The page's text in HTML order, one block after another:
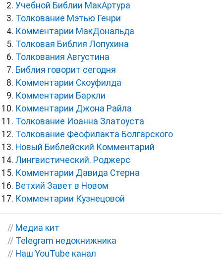
Учебной Библии МакАртура
Толкование Мэтью Генри
Комментарии МакДональда
Толковая Библия Лопухина
Толкования Августина
Библия говорит сегодня
Комментарии Скоуфилда
Комментарии Баркли
Комментарии Джона Райла
Толкование Иоанна Златоуста
Толкование Феофилакта Болгарского
Новый Библейский Комментарий
Лингвистический. Роджерс
Комментарии Давида Стерна
Ветхий Завет в Новом
Комментарии Кузнецовой
// Медиа кит
// Telegram недокнижника
// Наш YouTube канал